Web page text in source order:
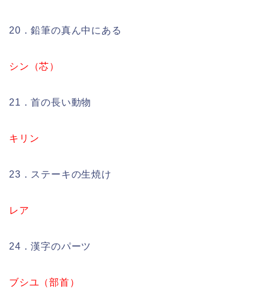
20．鉛筆の真ん中にある
シン（芯）
21．首の長い動物
キリン
23．ステーキの生焼け
レア
24．漢字のパーツ
ブシユ（部首）